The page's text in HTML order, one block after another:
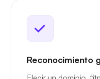
Reconocimiento